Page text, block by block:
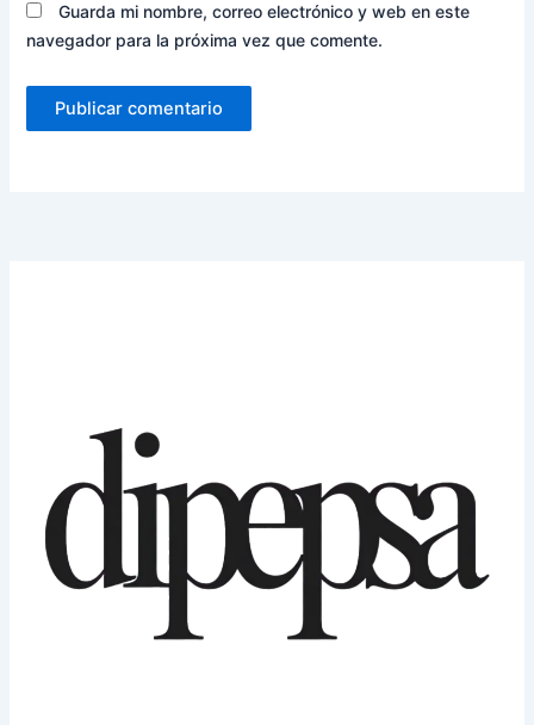
Guarda mi nombre, correo electrónico y web en este
navegador para la próxima vez que comente.